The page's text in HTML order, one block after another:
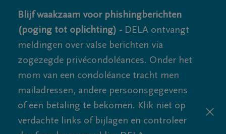
Blijf waakzaam voor phishingberichten
(poging tot oplichting) - DELA ontvangt
meldingen over valse berichten via
zogezegde privécondoléances. Onder het
mom van een condoléance tracht men
mailadressen, andere persoonsgegevens
of een betaling te bekomen. Klik niet op
verdachte links of bijlagen en controleer